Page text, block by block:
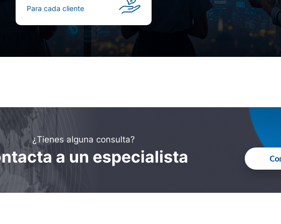
Para cada cliente
¿Tienes alguna consulta?
a un especialista